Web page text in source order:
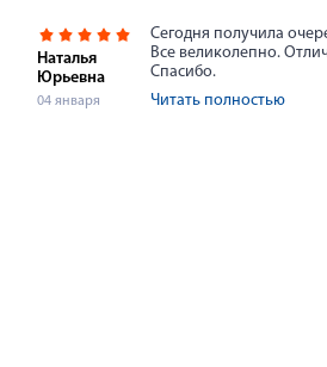
Наталья
Юрьевна
04 января
Сегодня получила
Все великолепно.
Спасибо.
Читать полностью